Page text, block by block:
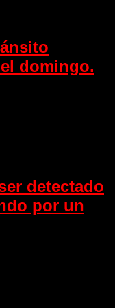
domingo.
detectado
por un